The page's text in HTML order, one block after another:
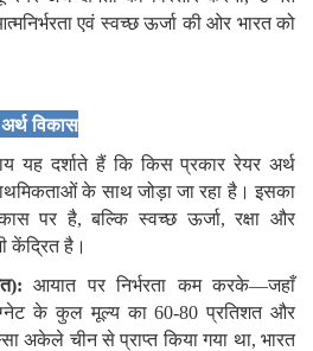
एवं स्वच्छ ऊर्जा की ओर भारत को
विकास
यह दर्शाते हैं कि किस प्रकार रेयर अर्थ
के साथ जोड़ा जा रहा है। इसका
पर है, बल्कि स्वच्छ ऊर्जा, रक्षा और
केंद्रित है।
:
आयात पर निर्भरता कम करके—जहाँ
के कुल मूल्य का 60-80 प्रतिशत और
अकेले चीन से प्राप्त किया गया था, भारत